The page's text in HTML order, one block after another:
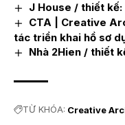
J House / thiết
CTA | Creative
tác triển khai hồ sơ
Nhà 2Hien / thiết
TỪ KHÓA: Creative